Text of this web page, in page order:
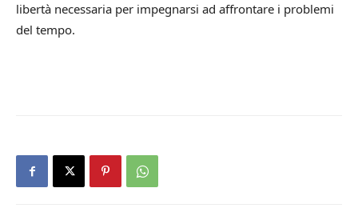
libertà necessaria per impegnarsi ad affrontare i problemi
del tempo.